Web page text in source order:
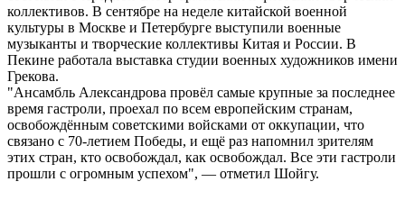
коллективов. В сентябре на неделе китайской военной
культуры в Москве и Петербурге выступили военные
музыканты и творческие коллективы Китая и России. В
Пекине работала выставка студии военных художников имени
Грекова.
"Ансамбль Александрова провёл самые крупные за последнее
время гастроли, проехал по всем европейским странам,
освобождённым советскими войсками от оккупации, что
связано с 70-летием Победы, и ещё раз напомнил зрителям
этих стран, кто освобождал, как освобождал. Все эти гастроли
прошли с огромным успехом", — отметил Шойгу.